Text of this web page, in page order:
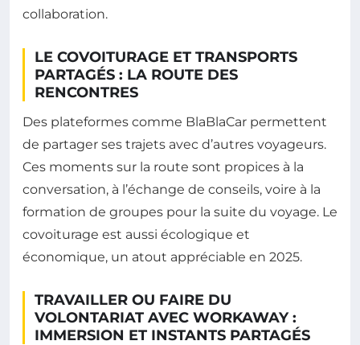
collaboration.
LE COVOITURAGE ET TRANSPORTS
PARTAGÉS : LA ROUTE DES
RENCONTRES
Des plateformes comme BlaBlaCar permettent
de partager ses trajets avec d’autres voyageurs.
Ces moments sur la route sont propices à la
conversation, à l’échange de conseils, voire à la
formation de groupes pour la suite du voyage. Le
covoiturage est aussi écologique et
économique, un atout appréciable en 2025.
TRAVAILLER OU FAIRE DU
VOLONTARIAT AVEC WORKAWAY :
IMMERSION ET INSTANTS PARTAGÉS